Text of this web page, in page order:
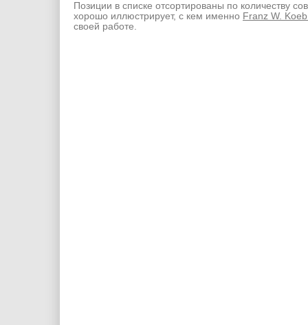
Позиции в списке отсортированы по количеству
хорошо иллюстрирует, с кем именно Franz W.
своей работе.